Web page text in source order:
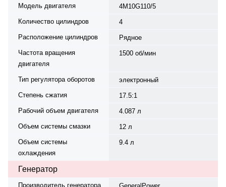
Модель двигателя
4M10G110/5
Количество цилиндров
4
Расположение цилиндров
Рядное
Частота вращения
двигателя
1500 об/мин
Тип регулятора оборотов
электронный
Степень сжатия
17.5:1
Рабочий объем двигателя
4.087 л
Объем системы смазки
12 л
Объем системы
охлаждения
9.4 л
Генератор
Производитель генератора